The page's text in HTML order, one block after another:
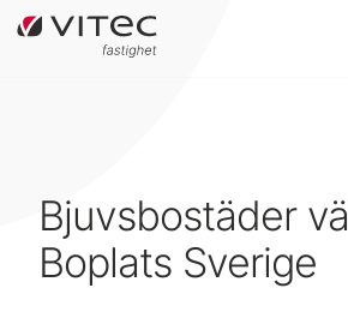
Bjuvsbostäder
Boplats Sverige